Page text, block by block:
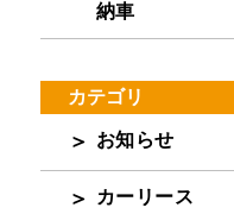
納車
カテゴリ
お知らせ
カーリース